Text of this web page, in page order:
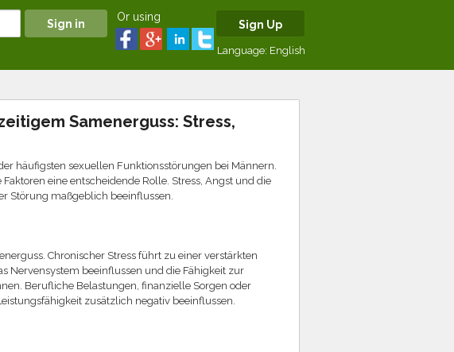
Or using
Sign Up
Language: English
Samenerguss: Stress,
häufigsten sexuellen Funktionsstörungen bei Männern.
eine entscheidende Rolle. Stress, Angst und die
Störung maßgeblich beeinflussen.
Chronischer Stress führt zu einer verstärkten
Nervensystem beeinflussen und die Fähigkeit zur
Berufliche Belastungen, finanzielle Sorgen oder
zusätzlich negativ beeinflussen.